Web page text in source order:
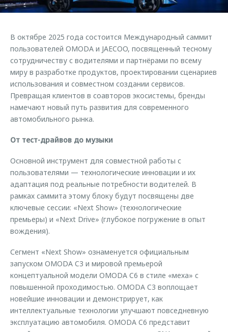
Страхование
Аксессуары
Одежда и сувениры
Оригинальные аксессуары
Запчасти
Трейд-ин
Руководства по эксплуатации
O&J Автоклуб
Клуб владельцев OMODA
Приложение O&J
Аксессуары
Одежда и сувениры
Обратная связь
В октябре 2025 года состоится Международный саммит
пользователей OMODA и JAECOO, посвященный тесному
сотрудничеству с водителями и партнёрами по всему
миру в разработке продуктов, проектировании сценариев
использования и совместном создании сервисов.
Превращая клиентов в соавторов экосистемы, бренды
намечают новый путь развития для современного
автомобильного рынка.
От тест-драйвов до музыки
Основной инструмент для совместной работы с
пользователями — технологические инновации и их
адаптация под реальные потребности водителей. В
рамках саммита этому блоку будут посвящены две
ключевые сессии: «Next Show» (технологические
премьеры) и «Next Drive» (глубокое погружение в опыт
вождения).
Сегмент «Next Show» ознаменуется официальным
запуском OMODA C3 и мировой премьерой
концептуальной модели OMODA C6 в стиле «меха» с
повышенной проходимостью. OMODA C3 воплощает
новейшие инновации и демонстрирует, как
интеллектуальные технологии улучшают повседневную
эксплуатацию автомобиля. OMODA C6 представит